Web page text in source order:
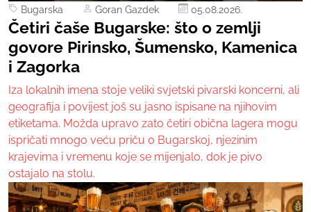
Bugarska Goran Gazdek 05.08.2026.
Četiri čaše Bugarske: što o zemlji
govore Pirinsko, Šumensko, Kamenica
i Zagorka
Iza lokalnih imena stoje veliki svjetski pivarski koncerni, ali
geografija i povijest još su jasno ispisane na njihovim
etiketama. Možda upravo zato četiri obična lagera mogu
ispričati mnogo veću priču o Bugarskoj, njezinim
krajevima i vremenu koje se mijenjalo, dok je pivo
ostajalo na stolu.